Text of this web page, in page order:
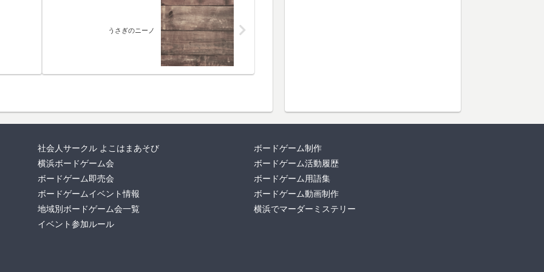
うさぎのニーノ
社会人サークル よこはまあそび
横浜ボードゲーム会
ボードゲーム即売会
ボードゲームイベント情報
地域別ボードゲーム会一覧
イベント参加ルール
ボードゲーム制作
ボードゲーム活動履歴
ボードゲーム用語集
ボードゲーム動画制作
横浜でマーダーミステリー